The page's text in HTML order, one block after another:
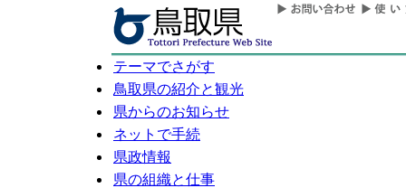
テーマでさがす
鳥取県の紹介と観光
県からのお知らせ
ネットで手続
県政情報
県の組織と仕事